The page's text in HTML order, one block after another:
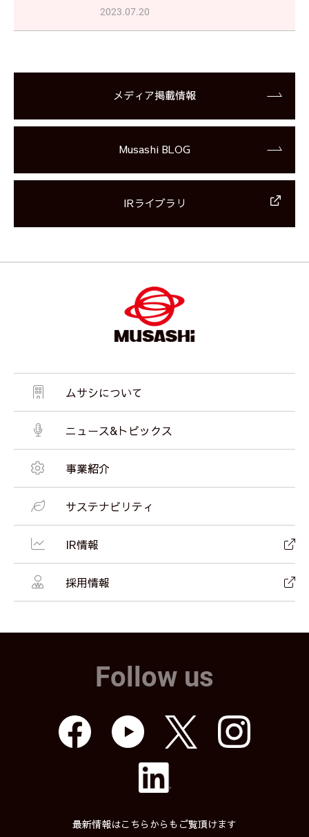
2023.07.20
メディア掲載情報
Musashi BLOG
IRライブラリ
ムサシについて
ニュース&トピックス
事業紹介
サステナビリティ
IR情報
採用情報
Follow us
最新情報はこちらからもご覧頂けます